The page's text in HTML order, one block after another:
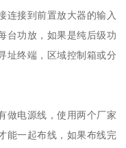
连接到前置放大器的输入
台功放，如果是纯后级功
址终端，区域控制箱或分
做电源线，使用两个厂家
能一起布线，如果布线完